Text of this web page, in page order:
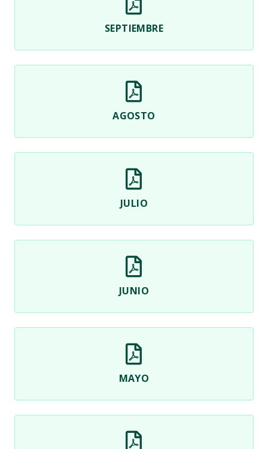
SEPTIEMBRE
AGOSTO
JULIO
JUNIO
MAYO